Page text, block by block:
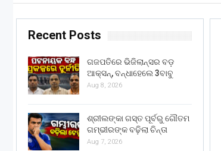
Recent Posts
ଗଜପତିରେ ଭିଜିଲାନ୍ସର ବଡ଼
ଆକ୍ସନ୍, ବନ୍ଧାହେଲେ 3ବାବୁ
Aug 8, 2026
ଶ୍ରୀଲଙ୍କା ଗସ୍ତ ପୂର୍ବରୁ ଗୌତମ
ଗମ୍ଭୀରଙ୍କ ବଢ଼ିଲା ଚିନ୍ତା
Aug 7, 2026